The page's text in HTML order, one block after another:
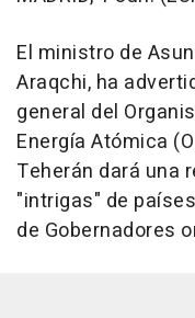
El ministro de
Araqchi, ha
general del
Energía Atómica
Teherán dará una
"intrigas" de
de Gobernadores